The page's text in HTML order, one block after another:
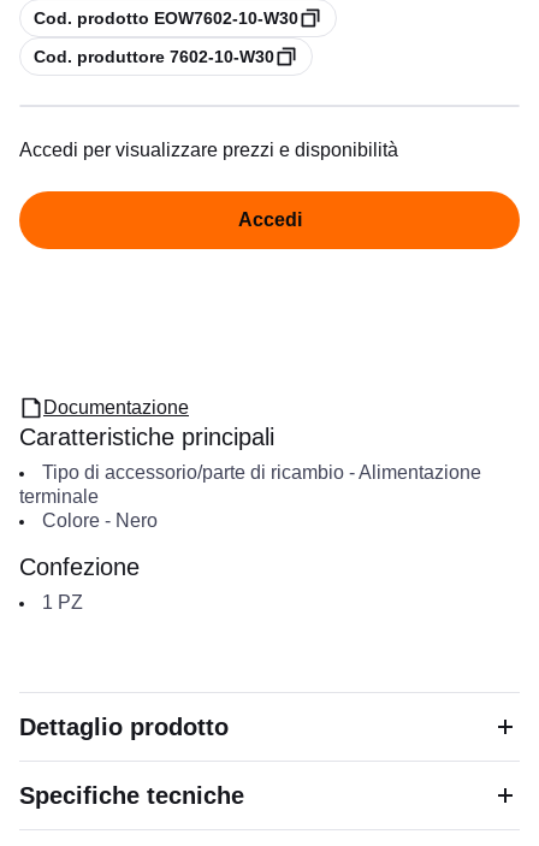
copiaCod. prodotto EOW7602-10-W30
copiaCod. produttore 7602-10-W30
Accedi per visualizzare prezzi e disponibilità
Accedi
Documentazione
Caratteristiche principali
Tipo di accessorio/parte di ricambio-Alimentazione
terminale
Colore- Nero
Confezione
1 PZ
Dettaglio prodotto
Specifiche tecniche